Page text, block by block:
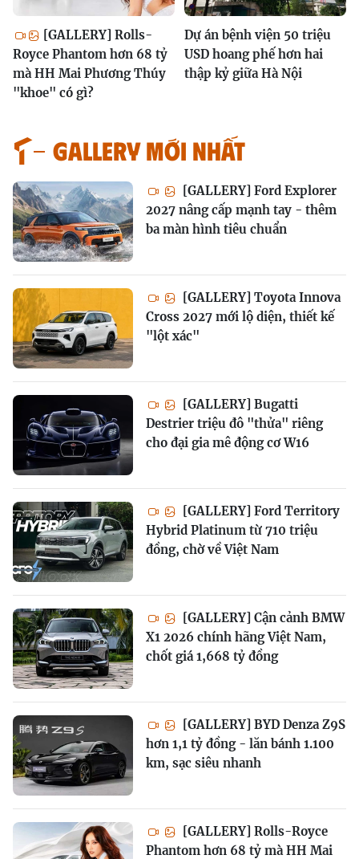
[GALLERY] Rolls-
Royce Phantom hơn 68 tỷ
mà HH Mai Phương Thúy
"khoe" có gì?
Dự án bệnh viện 50 triệu
USD hoang phế hơn hai
thập kỷ giữa Hà Nội
GALLERY MỚI NHẤT
[GALLERY] Ford Explorer
2027 nâng cấp mạnh tay - thêm
ba màn hình tiêu chuẩn
[GALLERY] Toyota Innova
Cross 2027 mới lộ diện, thiết kế
"lột xác"
[GALLERY] Bugatti
Destrier triệu đô "thửa" riêng
cho đại gia mê động cơ W16
[GALLERY] Ford Territory
Hybrid Platinum từ 710 triệu
đồng, chờ về Việt Nam
[GALLERY] Cận cảnh BMW
X1 2026 chính hãng Việt Nam,
chốt giá 1,668 tỷ đồng
[GALLERY] BYD Denza Z9S
hơn 1,1 tỷ đồng - lăn bánh 1.100
km, sạc siêu nhanh
[GALLERY] Rolls-Royce
Phantom hơn 68 tỷ mà HH Mai